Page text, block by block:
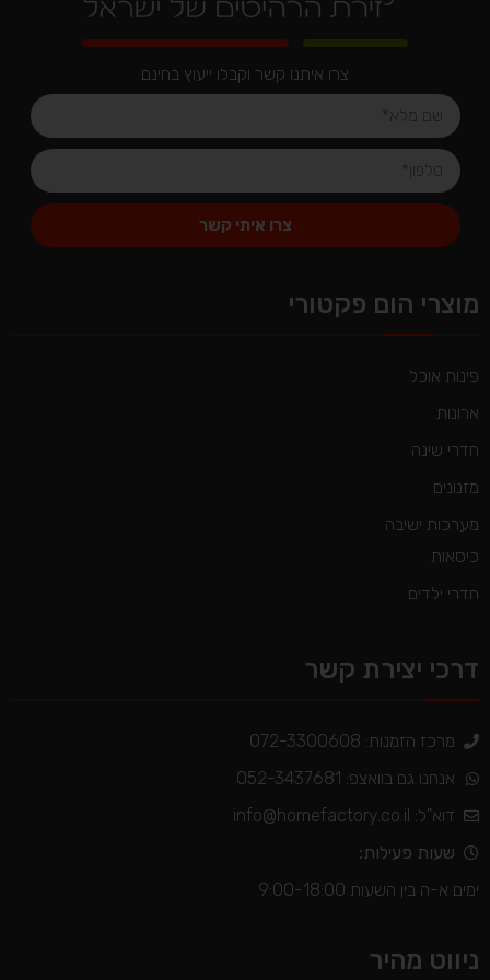
צרו איתנו קשר וקבלו ייעוץ בחינם
צרו איתי קשר
מוצרי הום פקטורי
פינות אוכל
ארונות
חדרי שינה
מזנונים
מערכות ישיבה
כיסאות
חדרי ילדים
דרכי יצירת קשר
מרכז הזמנות: 072-3300608
אנחנו גם בוואצפ: 052-3437681
דוא"ל: info@homefactory.co.il
שעות פעילות:
ימים א-ה בין השעות 9:00-18:00
ניווט מהיר